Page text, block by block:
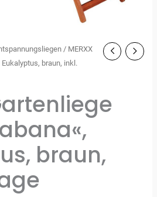
/ MERXX
braun, inkl.
braun,